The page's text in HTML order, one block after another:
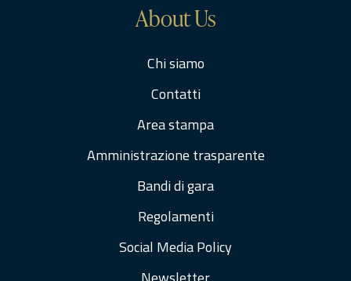
About Us
Chi siamo
Contatti
Area stampa
Amministrazione trasparente
Bandi di gara
Regolamenti
Social Media Policy